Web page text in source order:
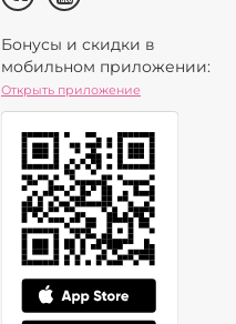
Бонусы и скидки в
мобильном приложении:
Открыть приложение